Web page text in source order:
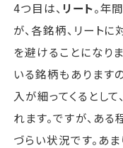
4つ目は、 リート。年
が、各銘柄、リート
を避けることになり
いる銘柄もあります
入が細ってくるとし
れます。ですが、あ
づらい状況です。あ